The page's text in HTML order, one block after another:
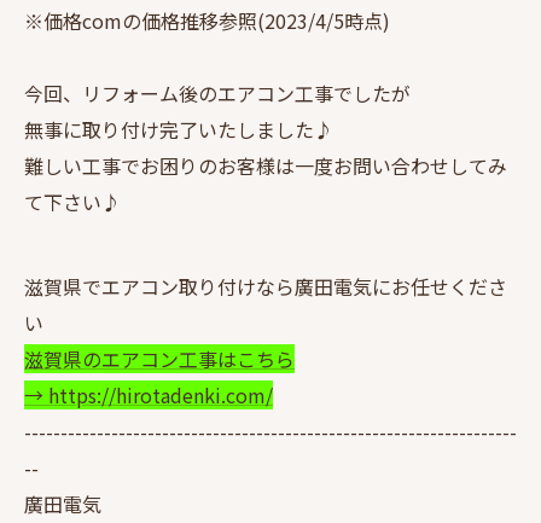
※価格comの価格推移参照(2023/4/5時点)
今回、リフォーム後のエアコン工事でしたが
無事に取り付け完了いたしました♪
難しい工事でお困りのお客様は一度お問い合わせしてみ
て下さい♪
滋賀県でエアコン取り付けなら廣田電気にお任せくださ
い
滋賀県のエアコン工事はこちら
→ https://hirotadenki.com/
--------------------------------------------------------------------
--
廣田電気